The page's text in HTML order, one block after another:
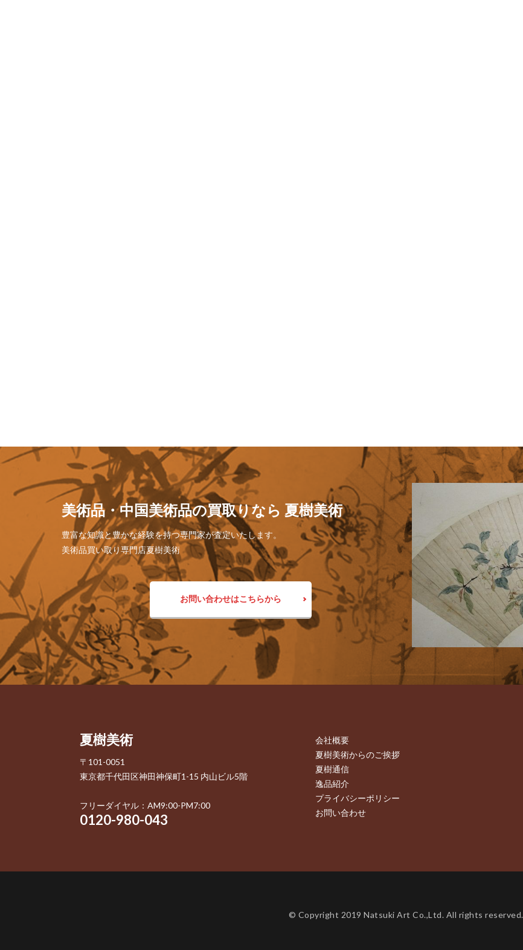
美術品・中国美術品の買取りなら 夏樹美術
豊富な知識と豊かな経験を持つ専門家が査定いたします。
美術品買い取り専門店夏樹美術
お問い合わせはこちらから
夏樹美術
〒101-0051
東京都千代田区神田神保町1-15 内山ビル5階
フリーダイヤル：AM9:00-PM7:00
0120-980-043
会社概要
夏樹美術からのご挨拶
夏樹通信
逸品紹介
プライバシーポリシー
お問い合わせ
© Copyright 2019 Natsuki Art Co.,Ltd. All rights reserved.